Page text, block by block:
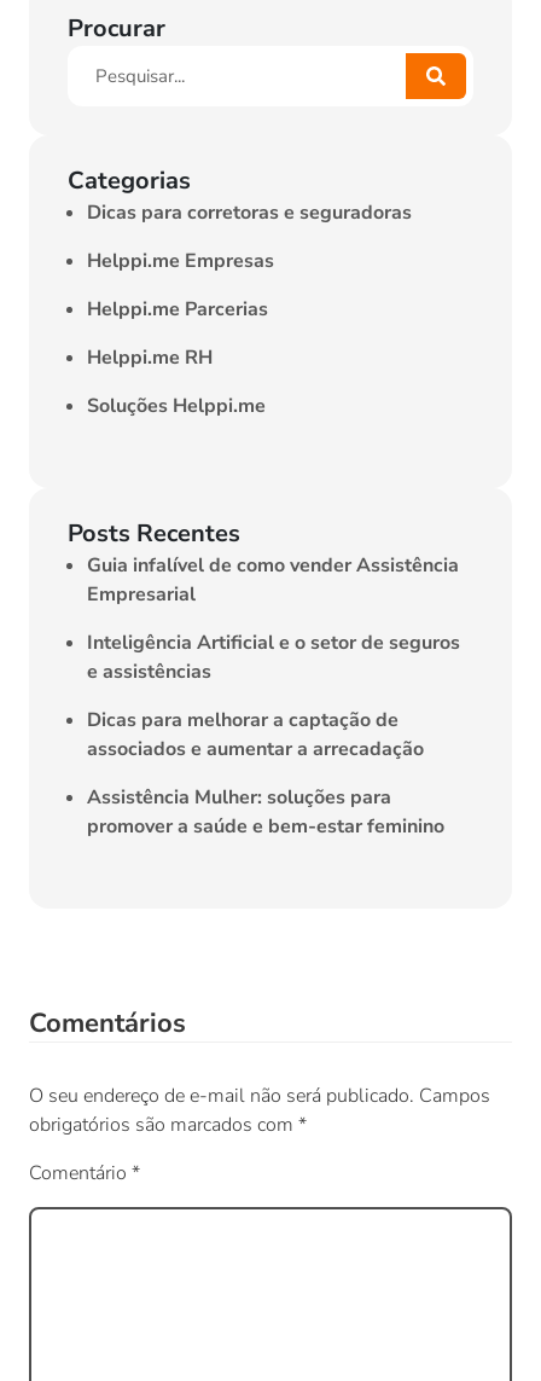
Procurar
Categorias
Dicas para corretoras e seguradoras
Helppi.me Empresas
Helppi.me Parcerias
Helppi.me RH
Soluções Helppi.me
Posts Recentes
Guia infalível de como vender Assistência
Empresarial
Inteligência Artificial e o setor de seguros
e assistências
Dicas para melhorar a captação de
associados e aumentar a arrecadação
Assistência Mulher: soluções para
promover a saúde e bem-estar feminino
Comentários
O seu endereço de e-mail não será publicado. Campos
obrigatórios são marcados com *
Comentário *